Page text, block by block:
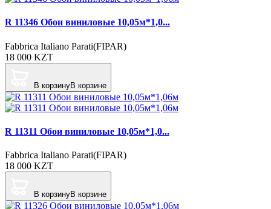
R 11346 Обои виниловые 10,05м*1,0...
Fabbrica Italiano Parati(FIPAR)
18 000 KZT
В корзинуВ корзине
R 11311 Обои виниловые 10,05м*1,0...
Fabbrica Italiano Parati(FIPAR)
18 000 KZT
В корзинуВ корзине